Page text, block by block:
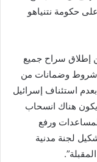
حكومة نتنياهو
إطلاق سراح جميع
شروط وضمانات من
بعدم استئناف إسرائيل
هناك انسحاب
ورفع
لجنة مدنية